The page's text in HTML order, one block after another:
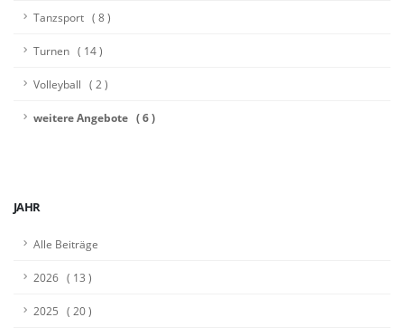
Tanzsport ( 8 )
Turnen ( 14 )
Volleyball ( 2 )
weitere Angebote ( 6 )
JAHR
Alle Beiträge
2026 ( 13 )
2025 ( 20 )